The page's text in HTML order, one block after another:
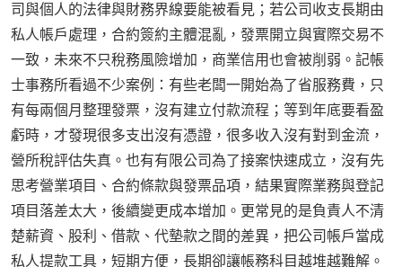
司與個人的法律與財務界線要能被看見；若公司收支長期由
私人帳戶處理，合約簽約主體混亂，發票開立與實際交易不
一致，未來不只稅務風險增加，商業信用也會被削弱。記帳
士事務所看過不少案例：有些老闆一開始為了省服務費，只
有每兩個月整理發票，沒有建立付款流程；等到年底要看盈
虧時，才發現很多支出沒有憑證，很多收入沒有對到金流，
營所稅評估失真。也有有限公司為了接案快速成立，沒有先
思考營業項目、合約條款與發票品項，結果實際業務與登記
項目落差太大，後續變更成本增加。更常見的是負責人不清
楚薪資、股利、借款、代墊款之間的差異，把公司帳戶當成
私人提款工具，短期方便，長期卻讓帳務科目越堆越難解。